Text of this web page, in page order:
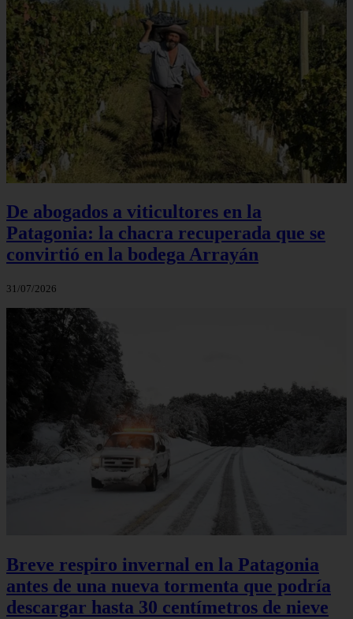
De abogados a viticultores en la
Patagonia: la chacra recuperada que se
convirtió en la bodega Arrayán
31/07/2026
Breve respiro invernal en la Patagonia
antes de una nueva tormenta que podría
descargar hasta 30 centímetros de nieve